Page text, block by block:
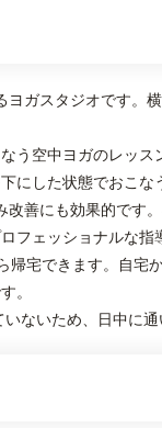
ガスタジオです。
う空中ヨガのレッ
にした状態でおこ
善にも効果的です
フェッショナルな指
宅できます。自宅
。
ないため、日中に通